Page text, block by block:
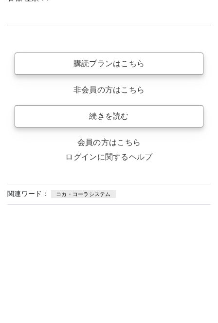
購読プランはこちら
非会員の方はこちら
続きを読む
会員の方はこちら
ログインに関するヘルプ
関連ワード： コカ・コーラシステム